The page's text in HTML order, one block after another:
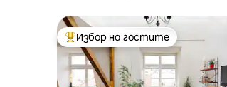
Най-популярен избор на гостите
Избор на гостите